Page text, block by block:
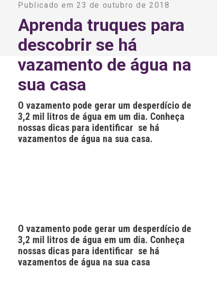
t
n
t
v
:
Publicado em 23 de outubro de 2018
Aprenda truques para
descobrir se há
vazamento de água na
sua casa
O vazamento pode gerar um desperdício de
3,2 mil litros de água em um dia. Conheça
nossas dicas para identificar se há
vazamentos de água na sua casa.
O vazamento pode gerar um desperdício de
3,2 mil litros de água em um dia. Conheça
nossas dicas para identificar se há
vazamentos de água na sua casa